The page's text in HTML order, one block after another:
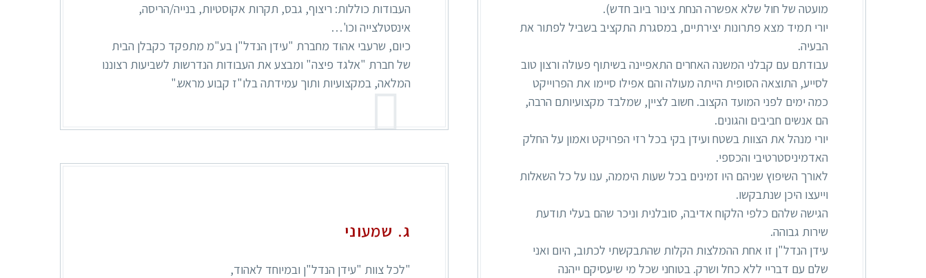
העבודות כוללות: ריצוף, גבס, תקרות אקוסטיות, בנייה/הריסה,
אינסטלצייה וכו'…
כיום, שרעבי אהוד מחברת "עידן הנדל"ן בע"מ מתפקד כקבלן הבית
של חברת "אלגד פיצה" ומבצע את העבודות הנדרשות לשביעות רצוננו
המלאה, במקצועיות ותוך עמידתה בלו"ז קבוע מראש."
ג. שמעוני
"לכל צוות "עידן הנדל"ן ובמיוחד לאהוד,
מועטה של חול שלא אפשרה הנחת צינור ביוב חדש).
יורי תמיד מצא פתרונות יצירתיים, במסגרת התקציב בשביל לפתור את
הבעיה.
עבודתם עם קבלני המשנה האחרים התאפיינה בשיתוף פעולה ורצון טוב
לסייע, התוצאה הסופית הייתה מעולה והם אפילו סיימו את הפרוייקט
כמה ימים לפני המועד הקצוב. חשוב לציין, שמלבד מקצועיותם הרבה,
הם אנשים חביבים והגונים.
יורי מנהל את הצוות בשטח ועידן בקי בכל רזי הפרויקט ואמון על החלק
האדמיניסטרטיבי והכספי.
לאורך השיפוץ שניהם היו זמינים בכל שעות היממה, ענו על כל השאלות
וייעצו היכן שנתבקשו.
הגישה שלהם כלפי הלקוח אדיבה, סובלנית וניכר שהם בעלי תודעת
שירות גבוהה.
עידן הנדל"ן זו אחת ההמלצות הקלות שהתבקשתי לכתוב, היום ואני
שלם עם דבריי ללא כחל ושרק. בטוחני שכל מי שיעסיקם ייהנה